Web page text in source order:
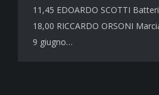
11,45 EDOARDO SCOTTI
18,00 RICCARDO ORSONI
9 giugno…